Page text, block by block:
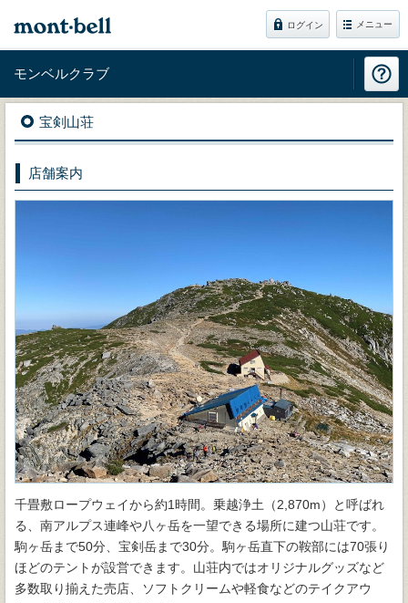
ログイン メニュー
モンベルクラブ
宝剣山荘
店舗案内
千畳敷ロープウェイから約1時間。乗越浄土（2,870m）と呼ばれ
る、南アルプス連峰や八ヶ岳を一望できる場所に建つ山荘です。
駒ヶ岳まで50分、宝剣岳まで30分。駒ヶ岳直下の鞍部には70張り
ほどのテントが設営できます。山荘内ではオリジナルグッズなど
多数取り揃えた売店、ソフトクリームや軽食などのテイクアウ